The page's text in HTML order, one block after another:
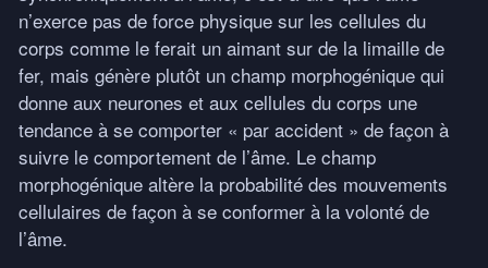
n’exerce pas de force physique sur les cellules du
corps comme le ferait un aimant sur de la limaille de
fer, mais génère plutôt un champ morphogénique qui
donne aux neurones et aux cellules du corps une
tendance à se comporter « par accident » de façon à
suivre le comportement de l’âme. Le champ
morphogénique altère la probabilité des mouvements
cellulaires de façon à se conformer à la volonté de
l’âme.